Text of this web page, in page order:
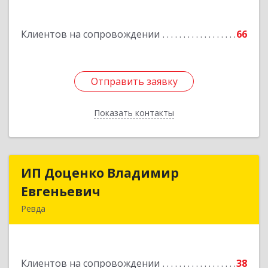
Клиентов на сопровождении 66
Отправить заявку
Показать контакты
Отправить заявку
Назад
ИП Доценко Владимир
Евгеньевич
Ревда
Клиентов на сопровождении
38
ИП Доценко Владимир
Подробнее